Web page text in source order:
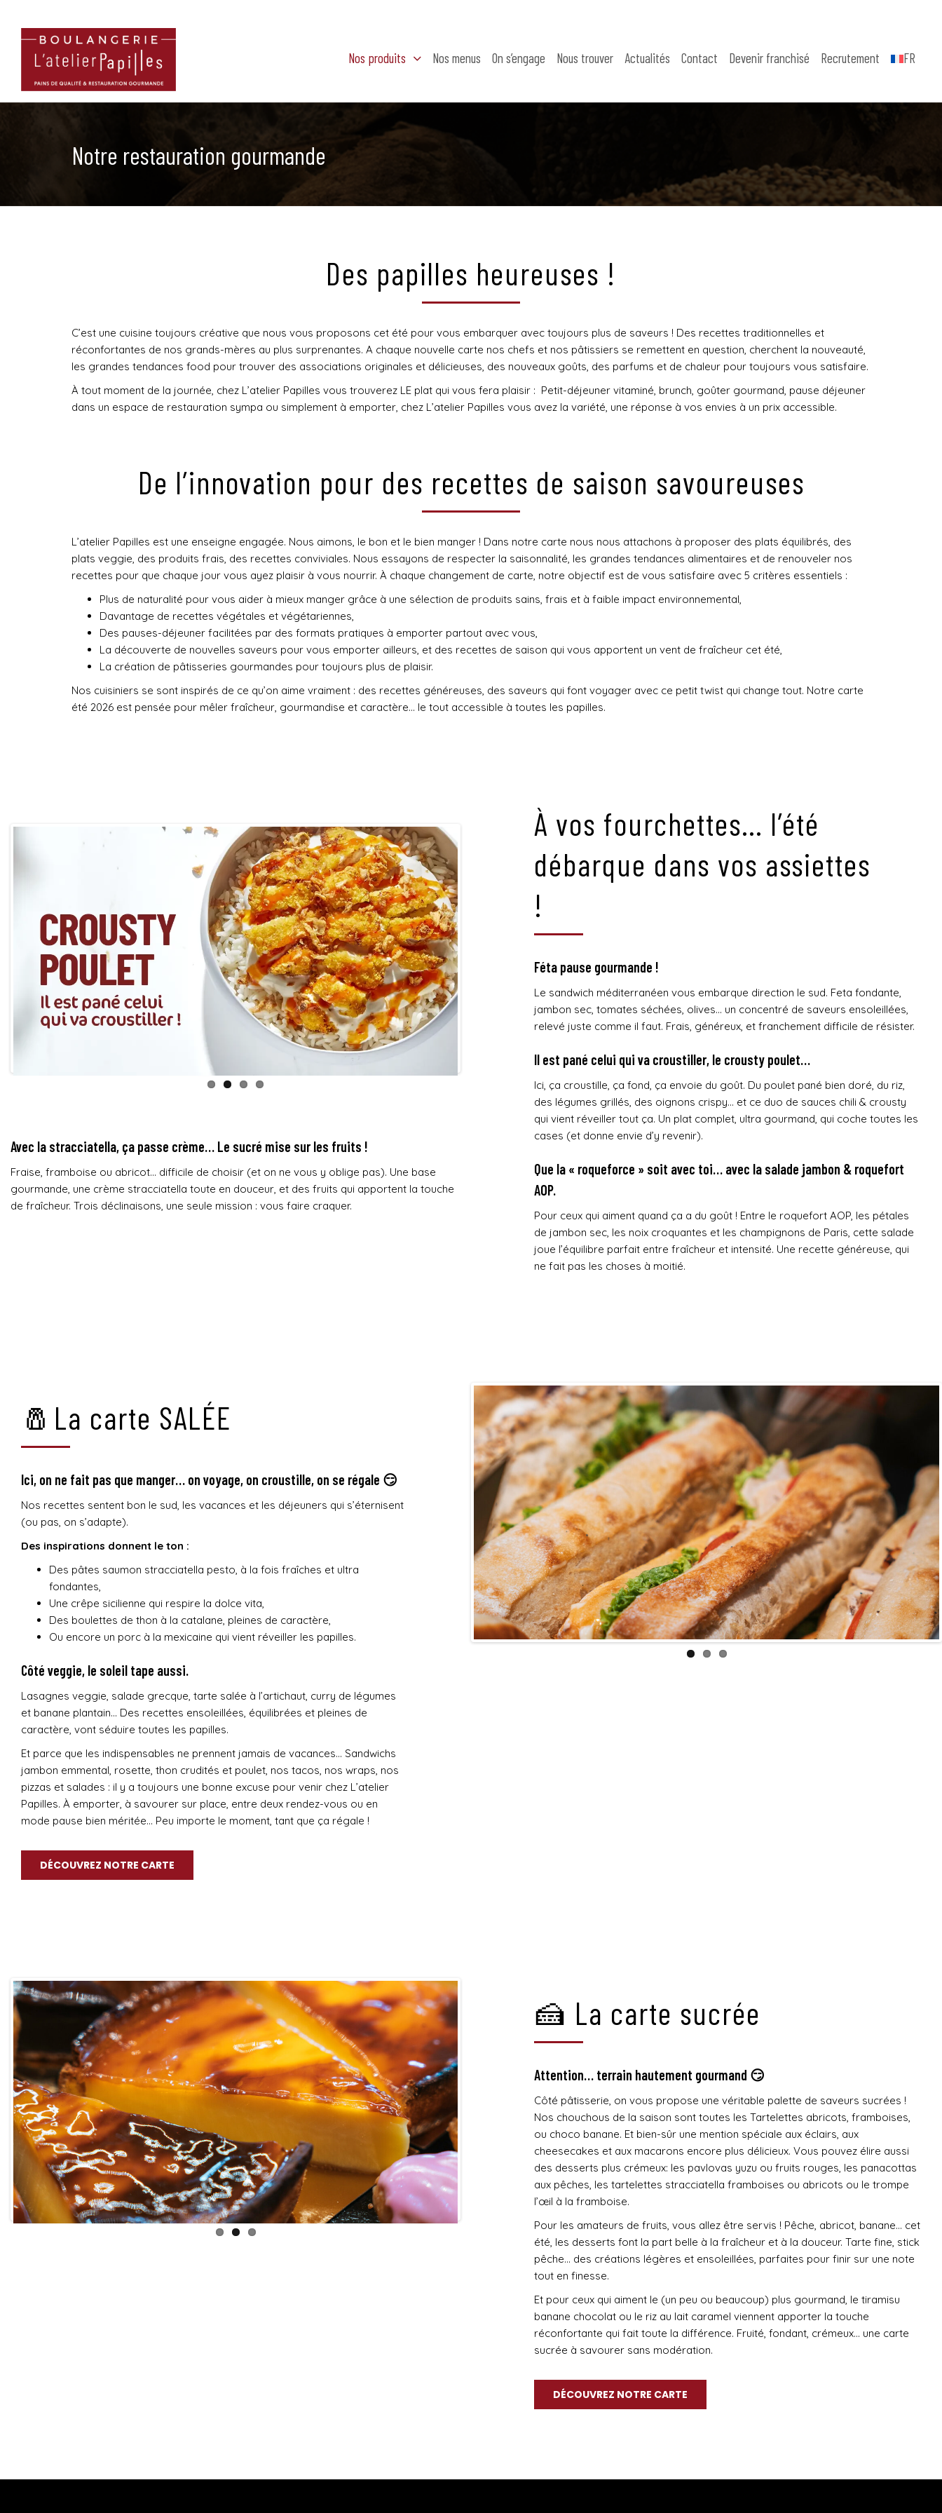
Nos produits Nos menus On s’engage Nous trouver Actualités Contact Devenir franchisé Recrutement FR
Notre restauration gourmande
Des papilles heureuses !
C’est une cuisine toujours créative que nous vous proposons cet été pour vous embarquer avec toujours plus de saveurs ! Des recettes traditionnelles et
réconfortantes de nos grands-mères au plus surprenantes. A chaque nouvelle carte nos chefs et nos pâtissiers se remettent en question, cherchent la nouveauté,
les grandes tendances food pour trouver des associations originales et délicieuses, des nouveaux goûts, des parfums et de chaleur pour toujours vous satisfaire.
À tout moment de la journée, chez L’atelier Papilles vous trouverez LE plat qui vous fera plaisir : Petit-déjeuner vitaminé, brunch, goûter gourmand, pause déjeuner
dans un espace de restauration sympa ou simplement à emporter, chez L’atelier Papilles vous avez la variété, une réponse à vos envies à un prix accessible.
De l’innovation pour des recettes de saison savoureuses
L’atelier Papilles est une enseigne engagée. Nous aimons, le bon et le bien manger ! Dans notre carte nous nous attachons à proposer des plats équilibrés, des
plats veggie, des produits frais, des recettes conviviales. Nous essayons de respecter la saisonnalité, les grandes tendances alimentaires et de renouveler nos
recettes pour que chaque jour vous ayez plaisir à vous nourrir. À chaque changement de carte, notre objectif est de vous satisfaire avec 5 critères essentiels :
Plus de naturalité pour vous aider à mieux manger grâce à une sélection de produits sains, frais et à faible impact environnemental,
Davantage de recettes végétales et végétariennes,
Des pauses-déjeuner facilitées par des formats pratiques à emporter partout avec vous,
La découverte de nouvelles saveurs pour vous emporter ailleurs, et des recettes de saison qui vous apportent un vent de fraîcheur cet été,
La création de pâtisseries gourmandes pour toujours plus de plaisir.
Nos cuisiniers se sont inspirés de ce qu’on aime vraiment : des recettes généreuses, des saveurs qui font voyager avec ce petit twist qui change tout. Notre carte
été 2026 est pensée pour mêler fraîcheur, gourmandise et caractère… le tout accessible à toutes les papilles.
Avec la stracciatella, ça passe crème… Le sucré mise sur les fruits !
Fraise, framboise ou abricot… difficile de choisir (et on ne vous y oblige pas). Une base
gourmande, une crème stracciatella toute en douceur, et des fruits qui apportent la touche
de fraîcheur. Trois déclinaisons, une seule mission : vous faire craquer.
À vos fourchettes… l’été
débarque dans vos assiettes
!
Féta pause gourmande !
Le sandwich méditerranéen vous embarque direction le sud. Feta fondante,
jambon sec, tomates séchées, olives… un concentré de saveurs ensoleillées,
relevé juste comme il faut. Frais, généreux, et franchement difficile de résister.
Il est pané celui qui va croustiller, le crousty poulet…
Ici, ça croustille, ça fond, ça envoie du goût. Du poulet pané bien doré, du riz,
des légumes grillés, des oignons crispy… et ce duo de sauces chili & crousty
qui vient réveiller tout ça. Un plat complet, ultra gourmand, qui coche toutes les
cases (et donne envie d’y revenir).
Que la « roqueforce » soit avec toi… avec la salade jambon & roquefort
AOP.
Pour ceux qui aiment quand ça a du goût ! Entre le roquefort AOP, les pétales
de jambon sec, les noix croquantes et les champignons de Paris, cette salade
joue l’équilibre parfait entre fraîcheur et intensité. Une recette généreuse, qui
ne fait pas les choses à moitié.
🧂La carte SALÉE
Ici, on ne fait pas que manger… on voyage, on croustille, on se régale 😏
Nos recettes sentent bon le sud, les vacances et les déjeuners qui s’éternisent
(ou pas, on s’adapte).
Des inspirations donnent le ton :
Des pâtes saumon stracciatella pesto, à la fois fraîches et ultra
fondantes,
Une crêpe sicilienne qui respire la dolce vita,
Des boulettes de thon à la catalane, pleines de caractère,
Ou encore un porc à la mexicaine qui vient réveiller les papilles.
Côté veggie, le soleil tape aussi.
Lasagnes veggie, salade grecque, tarte salée à l’artichaut, curry de légumes
et banane plantain… Des recettes ensoleillées, équilibrées et pleines de
caractère, vont séduire toutes les papilles.
Et parce que les indispensables ne prennent jamais de vacances… Sandwichs
jambon emmental, rosette, thon crudités et poulet, nos tacos, nos wraps, nos
pizzas et salades : il y a toujours une bonne excuse pour venir chez L’atelier
Papilles. À emporter, à savourer sur place, entre deux rendez-vous ou en
mode pause bien méritée… Peu importe le moment, tant que ça régale !
DÉCOUVREZ NOTRE CARTE
🍰 La carte sucrée
Attention… terrain hautement gourmand 😏
Côté pâtisserie, on vous propose une véritable palette de saveurs sucrées !
Nos chouchous de la saison sont toutes les Tartelettes abricots, framboises,
ou choco banane. Et bien-sûr une mention spéciale aux éclairs, aux
cheesecakes et aux macarons encore plus délicieux. Vous pouvez élire aussi
des desserts plus crémeux: les pavlovas yuzu ou fruits rouges, les panacottas
aux pêches, les tartelettes stracciatella framboises ou abricots ou le trompe
l’œil à la framboise.
Pour les amateurs de fruits, vous allez être servis ! Pêche, abricot, banane… cet
été, les desserts font la part belle à la fraîcheur et à la douceur. Tarte fine, stick
pêche… des créations légères et ensoleillées, parfaites pour finir sur une note
tout en finesse.
Et pour ceux qui aiment le (un peu ou beaucoup) plus gourmand, le tiramisu
banane chocolat ou le riz au lait caramel viennent apporter la touche
réconfortante qui fait toute la différence. Fruité, fondant, crémeux… une carte
sucrée à savourer sans modération.
DÉCOUVREZ NOTRE CARTE